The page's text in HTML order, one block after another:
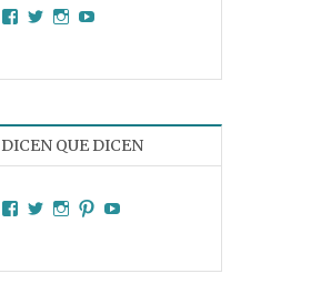
Facebook
TwitterInstagram
DICEN QUE DICEN
Facebook
TwitterInstagram
Pinterest